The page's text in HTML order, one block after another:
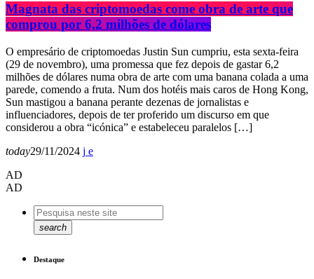
Magnata das criptomoedas come obra de arte que
comprou por 6,2 milhões de dólares
O empresário de criptomoedas Justin Sun cumpriu, esta sexta-feira
(29 de novembro), uma promessa que fez depois de gastar 6,2
milhões de dólares numa obra de arte com uma banana colada a uma
parede, comendo a fruta. Num dos hotéis mais caros de Hong Kong,
Sun mastigou a banana perante dezenas de jornalistas e
influenciadores, depois de ter proferido um discurso em que
considerou a obra “icónica” e estabeleceu paralelos […]
today29/11/2024
AD
AD
search
Destaque